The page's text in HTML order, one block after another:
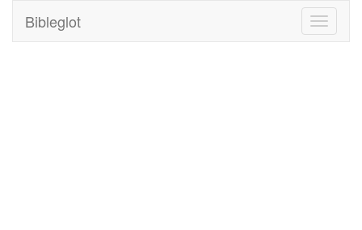
Toggle
Bibleglot